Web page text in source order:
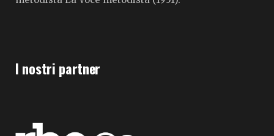
I nostri partner